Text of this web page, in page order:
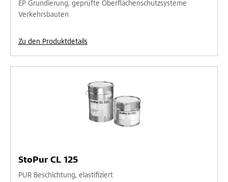
EP Grundierung, geprüfte Oberflächenschutzsysteme
Verkehrsbauten
Zu den Produktdetails
StoPur CL 125
PUR Beschichtung, elastifiziert